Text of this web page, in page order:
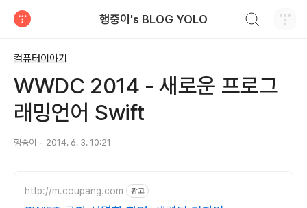
행중이's BLOG YOLO
컴퓨터이야기
WWDC 2014 - 새로운 프로그
래밍언어 Swift
행중이 2014. 6. 3. 10:21
http://m.coupang.com 광고